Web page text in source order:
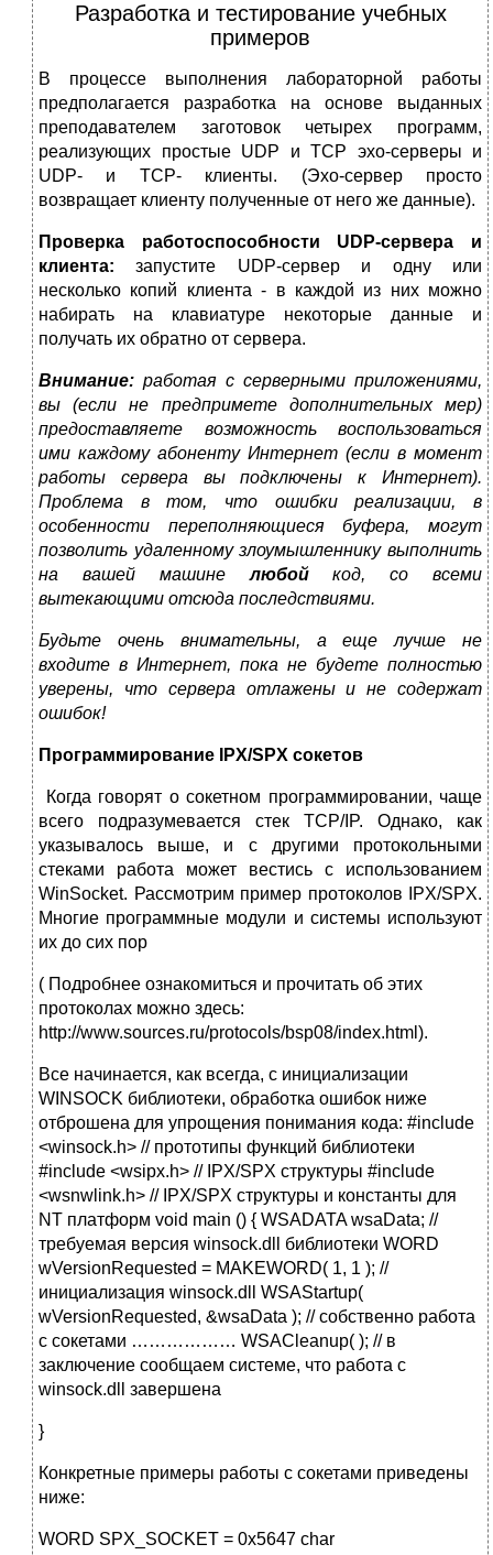
Разработка и тестирование учебных
примеров
В процессе выполнения лабораторной работы
предполагается разработка на основе выданных
преподавателем заготовок четырех программ,
реализующих простые UDP и TCP эхо-серверы и
UDP- и TCP- клиенты. (Эхо-сервер просто
возвращает клиенту полученные от него же данные).
Проверка работоспособности UDP-сервера и
клиента: запустите UDP-сервер и одну или
несколько копий клиента - в каждой из них можно
набирать на клавиатуре некоторые данные и
получать их обратно от сервера.
Внимание: работая с серверными приложениями,
вы (если не предпримете дополнительных мер)
предоставляете возможность воспользоваться
ими каждому абоненту Интернет (если в момент
работы сервера вы подключены к Интернет).
Проблема в том, что ошибки реализации, в
особенности переполняющиеся буфера, могут
позволить удаленному злоумышленнику выполнить
на вашей машинелюбойкод, со всеми
вытекающими отсюда последствиями.
Будьте очень внимательны, а еще лучше не
входите в Интернет, пока не будете полностью
уверены, что сервера отлажены и не содержат
ошибок!
Программирование IPX/SPX сокетов
Когда говорят о сокетном программировании, чаще
всего подразумевается стек TCP/IP. Однако, как
указывалось выше, и с другими протокольными
стеками работа может вестись с использованием
WinSocket. Рассмотрим пример протоколов IPX/SPX.
Многие программные модули и системы используют
их до сих пор
( Подробнее ознакомиться и прочитать об этих
протоколах можно здесь:
http://www.sources.ru/protocols/bsp08/index.html).
Все начинается, как всегда, с инициализации
WINSOCK библиотеки, обработка ошибок ниже
отброшена для упрощения понимания кода: #include
<winsock.h> // прототипы функций библиотеки
#include <wsipx.h> // IPX/SPX структуры #include
<wsnwlink.h> // IPX/SPX структуры и константы для
NT платформ void main () { WSADATA wsaData; //
требуемая версия winsock.dll библиотеки WORD
wVersionRequested = MAKEWORD( 1, 1 ); //
инициализация winsock.dll WSAStartup(
wVersionRequested, &wsaData ); // собственно работа
с сокетами ……………… WSACleanup( ); // в
заключение сообщаем системе, что работа с
winsock.dll завершена
}
Конкретные примеры работы с сокетами приведены
ниже:
WORD SPX_SOCKET = 0x5647 char